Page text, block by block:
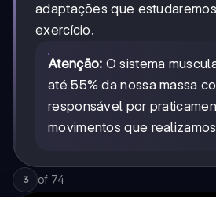
adaptações que
exercício.
Atenção: O sistema
até 55% da nossa massa
responsável por
movimentos que
3 of 74